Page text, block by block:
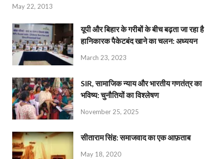
May 22, 2013
यूपी और बिहार के गरीबों के बीच बढ़ता जा रहा है
हानिकारक पैकेटबंद खाने का चलन: अध्ययन
March 23, 2023
SIR, सामाजिक न्याय और भारतीय गणतंत्र का
भविष्य: चुनौतियों का विश्लेषण
November 25, 2025
सीताराम सिंह: समाजवाद का एक आफ़ताब
May 18, 2020